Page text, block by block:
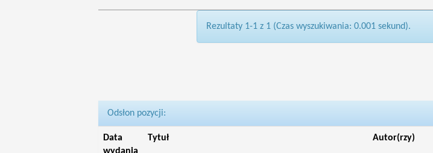
Rezultaty 1-1 z 1 (Czas wyszukiwania: 0.001 sekund).
Odsłon pozycji:
Data
Tytuł Autor(rzy)